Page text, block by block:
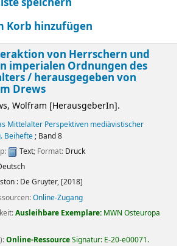
Korb hinzufügen
von Herrschern und
imperialen Ordnungen des
/herausgegeben von
Drews
Wolfram [HerausgeberIn].
Mittelalter Perspektiven mediävistischer
Beihefte; Band 8
Text; Format: Druck
: De Gruyter, [2018]
Online-Zugang
Ausleihbare Exemplare: MWN Osteuropa
Online-RessourceSignatur: E-20-e00071.